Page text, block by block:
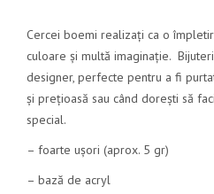
Cercei boemi realizați ca o
culoare și multă imaginație.
designer, perfecte pentru a fi
și prețioasă sau când dorești să
special.
– foarte ușori (aprox. 5 gr)
– bază de acryl